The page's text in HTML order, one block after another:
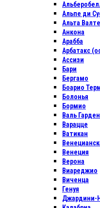
Альпе ди
Альта
Анкона
Арабба
Арбатакс
Ассизи
Бари
Бергамо
Боарио
Болонья
Бормио
Валь
Варацце
Ватикан
Венеция
Верона
Виареджио
Виченца
Генуя
Джардини-